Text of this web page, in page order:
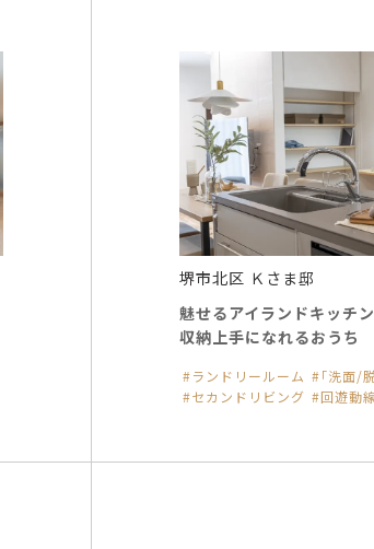
堺市北区 Ｋさま邸
魅せるアイランドキッチ
収納上手になれるおうち
ランドリールーム
｢洗面/
セカンドリビング
回遊動線